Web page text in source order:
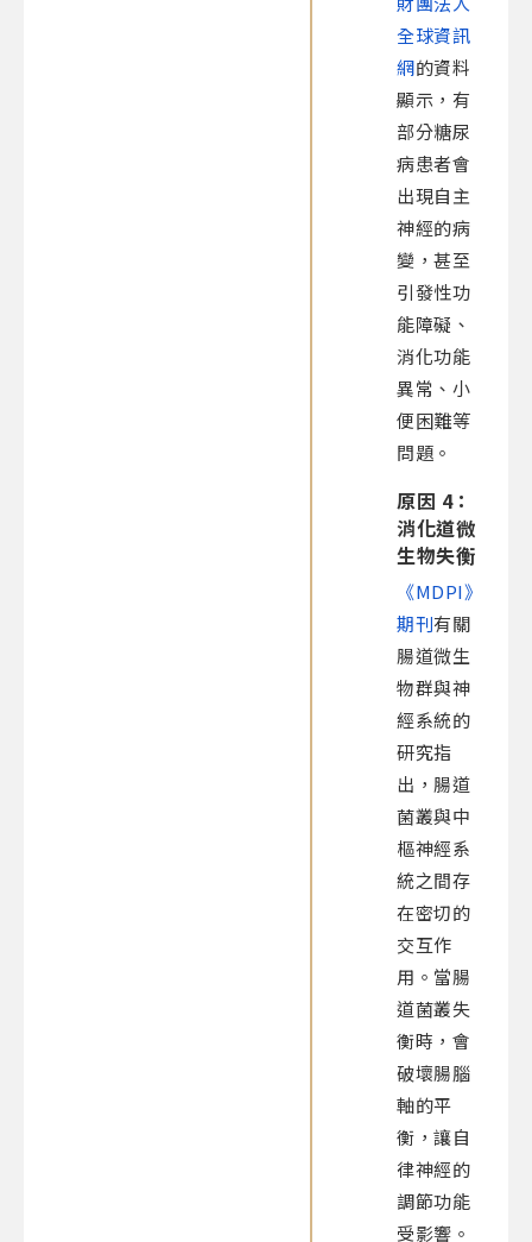
全球資訊
網的資料
顯示，有
部分糖尿
病患者會
出現自主
神經的病
變，甚至
引發性功
能障礙、
消化功能
異常、小
便困難等
問題。
原因 4：
消化道微
生物失衡
《MDPI》
期刊有關
腸道微生
物群與神
經系統的
研究指
出，腸道
菌叢與中
樞神經系
統之間存
在密切的
交互作
用。當腸
道菌叢失
衡時，會
破壞腸腦
軸的平
衡，讓自
律神經的
調節功能
受影響。